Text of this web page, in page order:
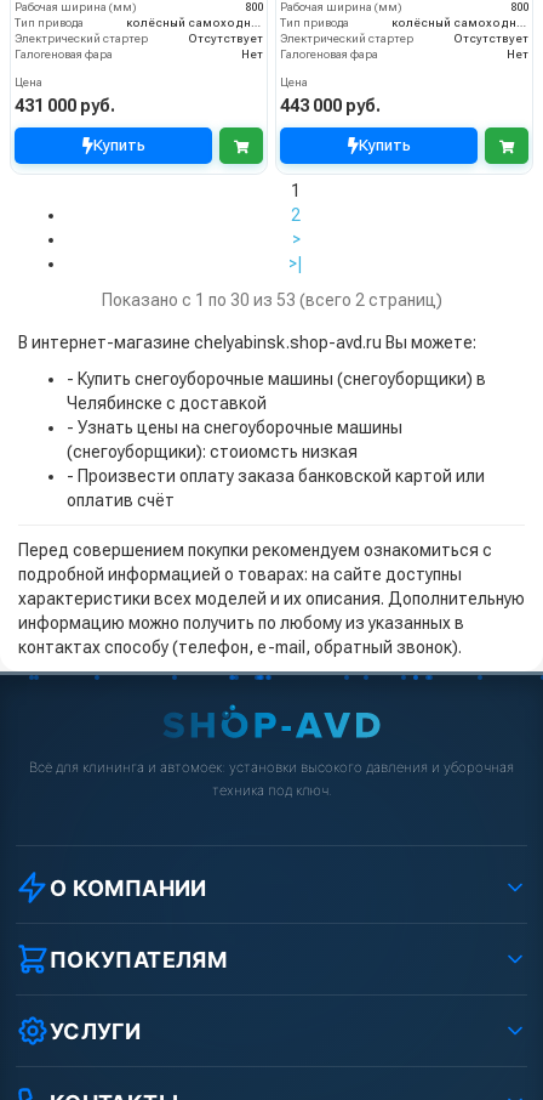
Рабочая ширина (мм)
800
Тип привода
колёсный самоходный
Электрический стартер
Отсутствует
Галогеновая фара
Нет
Цена
431 000 руб.
Купить
Рабочая ширина (мм)
800
Тип привода
колёсный самоходный
Электрический стартер
Отсутствует
Галогеновая фара
Нет
Цена
443 000 руб.
Купить
1
2
>
>|
Показано с 1 по 30 из 53 (всего 2 страниц)
В интернет-магазине chelyabinsk.shop-avd.ru Вы можете:
- Купить снегоуборочные машины (снегоуборщики) в
Челябинске с доставкой
- Узнать цены на снегоуборочные машины
(снегоуборщики): стоиомсть низкая
- Произвести оплату заказа банковской картой или
оплатив счёт
Перед совершением покупки рекомендуем ознакомиться с
подробной информацией о товарах: на сайте доступны
характеристики всех моделей и их описания. Дополнительную
информацию можно получить по любому из указанных в
контактах способу (телефон, e-mail, обратный звонок).
Всё для клининга и автомоек: установки высокого давления и уборочная
техника под ключ.
О КОМПАНИИ
О компании
Реквизиты ООО «Шоп АВД»
Условия соглашения
Вакансии
ПОКУПАТЕЛЯМ
Как заказать?
Оплата
УСЛУГИ
Ремонт АВД
Сертификаты